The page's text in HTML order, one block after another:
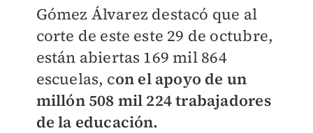
Gómez Álvarez destacó que al
corte de este este 29 de octubre,
están abiertas 169 mil 864
escuelas, con el apoyo de un
millón 508 mil 224 trabajadores
de la educación.